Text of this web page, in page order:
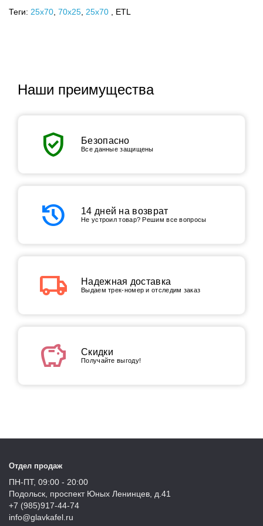
Теги: 25x70 70х25 25х70 , ETL
Наши преимущества
verified_user Безопасно
Все данные защищены
history 14 дней на возврат
Не устроил товар? Решим все вопросы
local_shipping Надежная доставка
Выдаем трек-номер и отследим заказ
savings Скидки
Получайте выгоду!
Отдел продаж
ПН-ПТ, 09:00 - 20:00
Подольск, проспект Юных Ленинцев, д.41
+7 (985)917-44-74
info@glavkafel.ru